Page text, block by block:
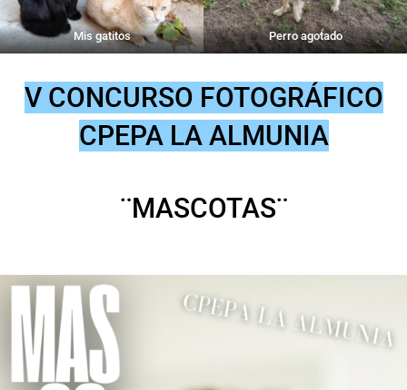
Mis gatitos Perro agotado
V CONCURSO FOTOGRÁFICO
CPEPA LA ALMUNIA
¨MASCOTAS¨